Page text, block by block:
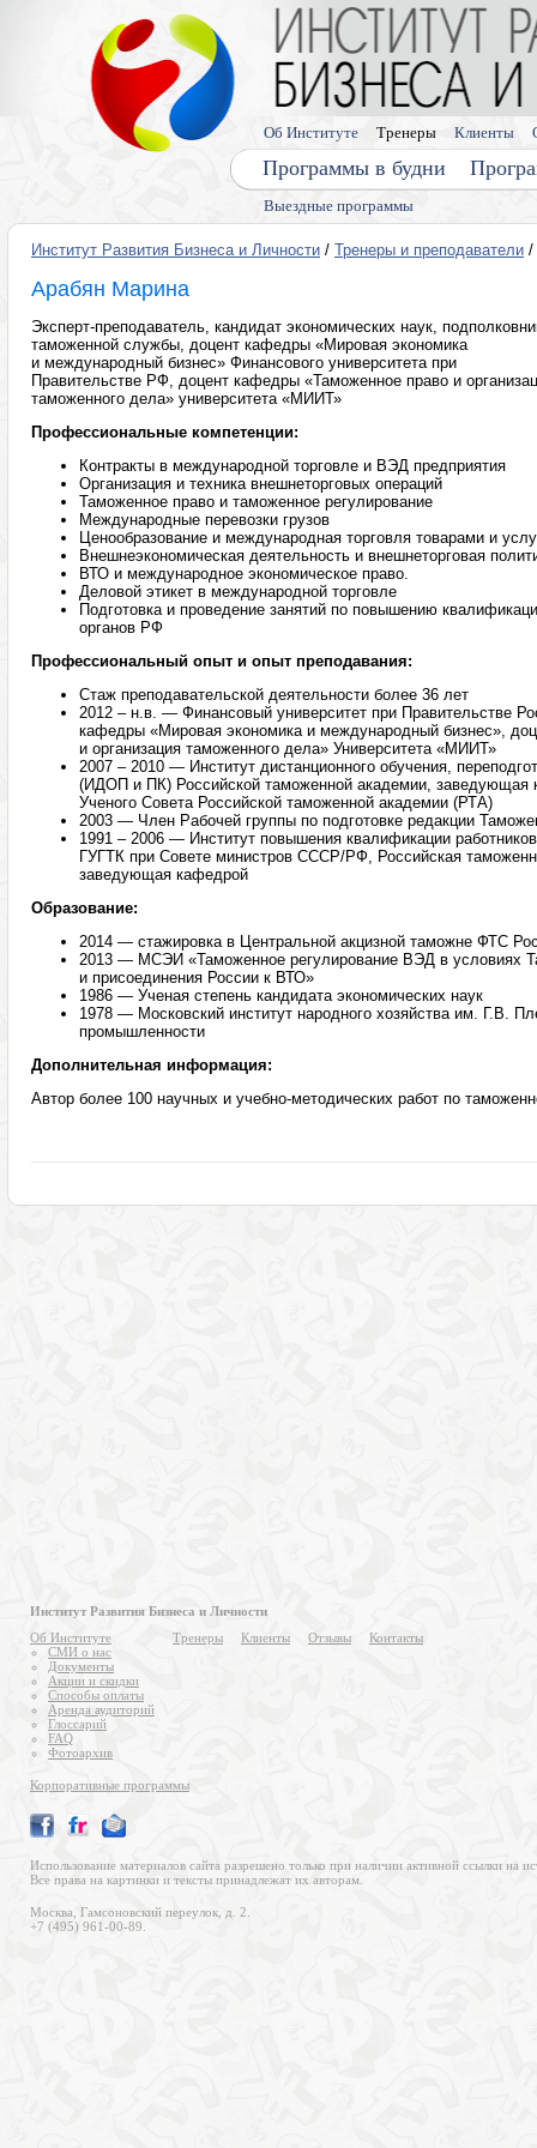
Выездные программы
Программы в будни
Об Институте Тренеры Клиенты
Институт Развития Бизнеса и Личности / Тренеры и преподаватели /
Арабян Марина
Эксперт-преподаватель, кандидат экономических наук,
таможенной службы, доцент кафедры «Мировая экономика
и международный бизнес» Финансового университета при
Правительстве РФ, доцент кафедры «Таможенное право и
таможенного дела» университета «МИИТ»
Профессиональные компетенции:
Контракты в международной торговле и ВЭД предприятия
Организация и техника внешнеторговых операций
Таможенное право и таможенное регулирование
Международные перевозки грузов
Ценообразование и международная торговля товарами и
Внешнеэкономическая деятельность и внешнеторговая
ВТО и международное экономическое право.
Деловой этикет в международной торговле
Подготовка и проведение занятий по повышению
органов РФ
Профессиональный опыт и опыт преподавания:
Стаж преподавательской деятельности более 36 лет
2012 – н.в. — Финансовый университет при Правительстве
кафедры «Мировая экономика и международный бизнес»,
и организация таможенного дела» Университета «МИИТ»
2007 – 2010 — Институт дистанционного обучения,
(ИДОП и ПК) Российской таможенной академии, заведующая
Ученого Совета Российской таможенной академии (РТА)
2003 — Член Рабочей группы по подготовке редакции
1991 – 2006 — Институт повышения квалификации
ГУГТК при Совете министров СССР/РФ, Российская
заведующая кафедрой
Образование:
2014 — стажировка в Центральной акцизной таможне ФТС
2013 — МСЭИ «Таможенное регулирование ВЭД в условиях
и присоединения России к ВТО»
1986 — Ученая степень кандидата экономических наук
1978 — Московский институт народного хозяйства им. Г.В.
промышленности
Дополнительная информация:
Автор более 100 научных и учебно-методических работ по
Институт Развития Бизнеса и Личности
Об Институте
СМИ о нас
Документы
Акции и скидки
Способы оплаты
Аренда аудиторий
Глоссарий
FAQ
Фотоархив
Тренеры Клиенты Отзывы Контакты
Корпоративные программы
Использование материалов сайта разрешено только при наличии активной ссылки на
Все права на картинки и тексты принадлежат их авторам.
Москва, Гамсоновский переулок, д. 2.
+7 (495) 961-00-89.